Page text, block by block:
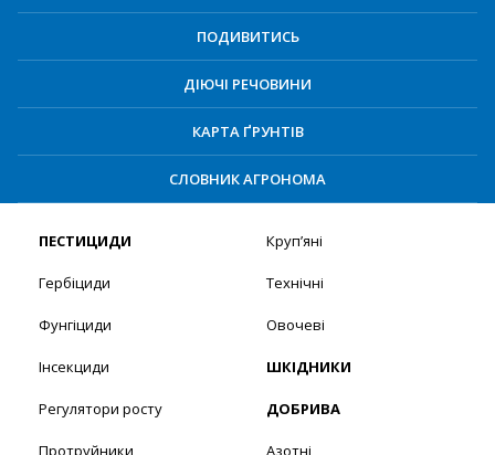
ПОДИВИТИСЬ
ДІЮЧІ РЕЧОВИНИ
КАРТА ҐРУНТІВ
СЛОВНИК АГРОНОМА
ПЕСТИЦИДИ
Гербіциди
Фунгіциди
Інсекциди
Регулятори росту
Протруйники
Круп’яні
Технічні
Овочеві
ШКІДНИКИ
ДОБРИВА
Азотні